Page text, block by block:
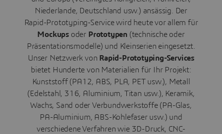
Niederlande, Deutschland usw.) ansässig. Der
Rapid-Prototyping-Service wird heute vor allem für
Mockups oder Prototypen(technische oder
Präsentationsmodelle) und Kleinserien eingesetzt.
Unser Netzwerk von Rapid-Prototyping-Services
bietet Hunderte von Materialien für Ihr Projekt:
Kunststoff (PA12, ABS, PLA, PET usw.), Metall
(Edelstahl, 316, Aluminium, Titan usw.), Keramik,
Wachs, Sand oder Verbundwerkstoffe (PA-Glas,
PA-Aluminium, ABS-Kohlefaser usw.) und
verschiedene Verfahren wie 3D-Druck, CNC-